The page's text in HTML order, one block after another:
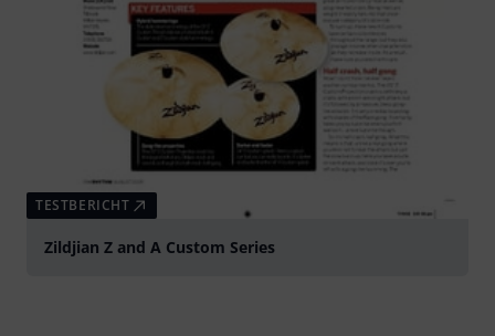
TESTBERICHT
Zildjian Z and A Custom Series